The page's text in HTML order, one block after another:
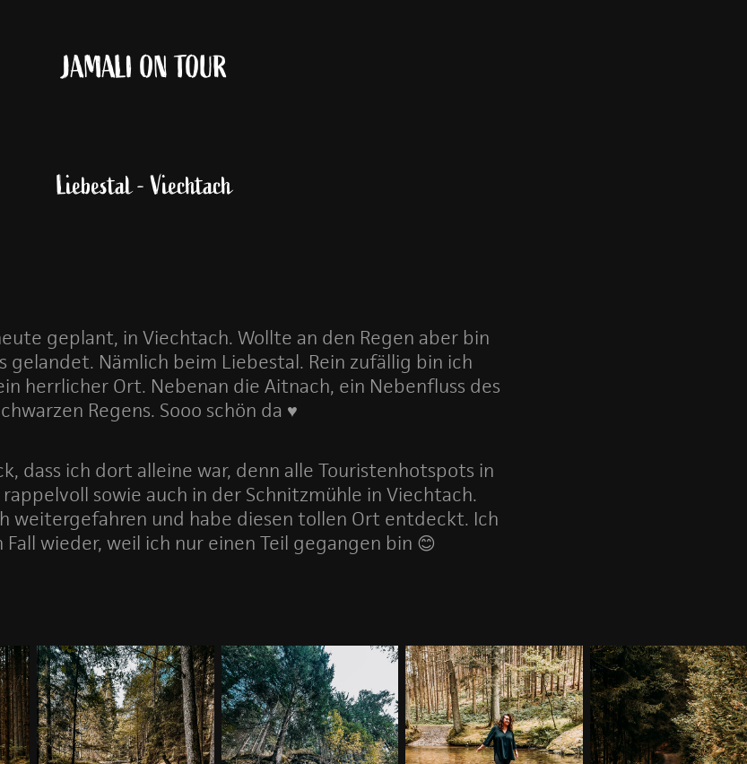
JAMALI ON TOUR
Liebestal - Viechtach
geplant, in Viechtach. Wollte an den Regen aber bin
gelandet. Nämlich beim Liebestal. Rein zufällig bin ich
herrlicher Ort. Nebenan die Aitnach, ein Nebenfluss des
Regens. Sooo schön da ♥
dass ich dort alleine war, denn alle Touristenhotspots in
rappelvoll sowie auch in der Schnitzmühle in Viechtach.
weitergefahren und habe diesen tollen Ort entdeckt. Ich
wieder, weil ich nur einen Teil gegangen bin 😊